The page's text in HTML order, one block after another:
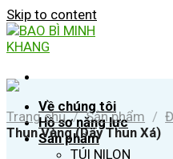
Skip to content
Về chúng tôi
Hồ sơ năng lực
Sản phẩm
TÚI NILON
Trang chủ / Sản phẩm /
Thun Vàng (Dây Thun Xá)